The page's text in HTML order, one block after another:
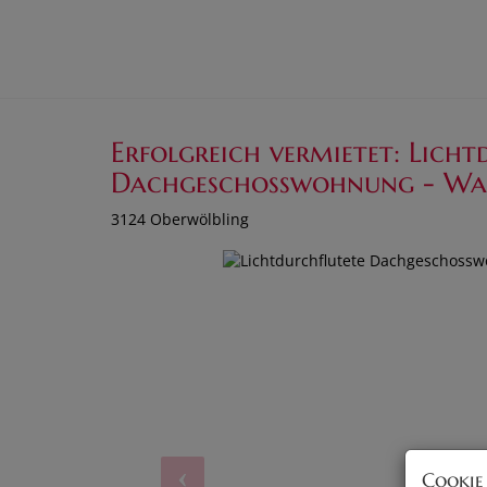
Erfolgreich vermietet:
Dachgeschosswohnung -
3124 Oberwölbling